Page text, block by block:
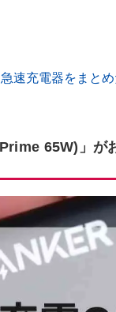
速充電器をまと
65W)」が